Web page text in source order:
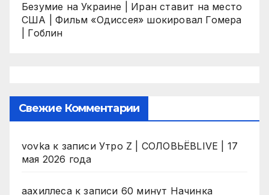
Безумие на Украине | Иран ставит на место
США | Фильм «Одиссея» шокировал Гомера
| Гоблин
Свежие Комментарии
vovka к записи Утро Z | СОЛОВЬЁВLIVE | 17
мая 2026 года
аахиллесак записи 60 минут Начинка